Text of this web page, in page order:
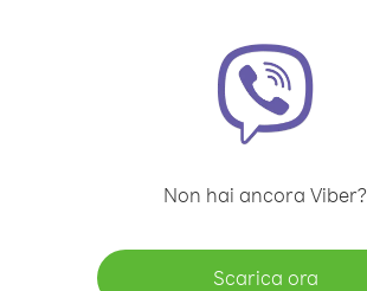
Non hai ancora Viber?
Scarica ora